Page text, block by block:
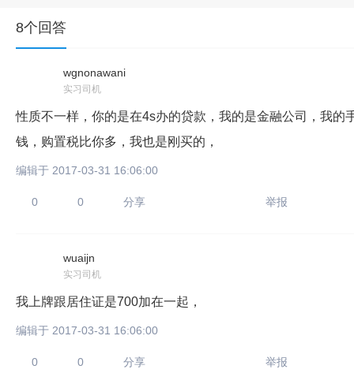
8个回答
wgnonawani
实习司机
性质不一样，你的是在4s办的贷款，我的是金融公司，我
钱，购置税比你多，我也是刚买的，
编辑于 2017-03-31 16:06:00
0 0 分享 举报
wuaijn
实习司机
我上牌跟居住证是700加在一起，
编辑于 2017-03-31 16:06:00
0 0 分享 举报